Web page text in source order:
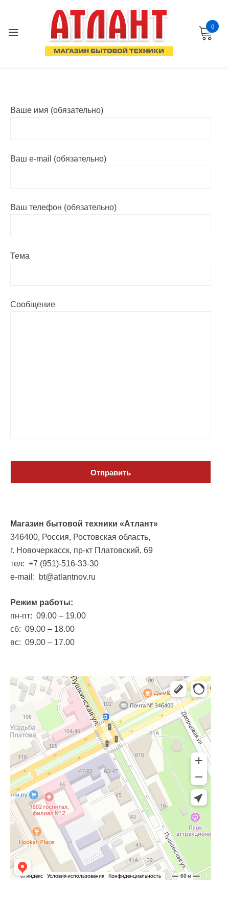
содержанию
0
Ваше имя (обязательно)
Ваш e-mail (обязательно)
Ваш телефон (обязательно)
Тема
Сообщение
Магазин бытовой техники «Атлант»
346400, Россия, Ростовская область,
г. Новочеркасск, пр-кт Платовский, 69
тел: +7 (951)-516-33-30
e-mail: bt@atlantnov.ru
Режим работы:
пн-пт: 09.00 – 19.00
сб: 09.00 – 18.00
вс: 09.00 – 17.00